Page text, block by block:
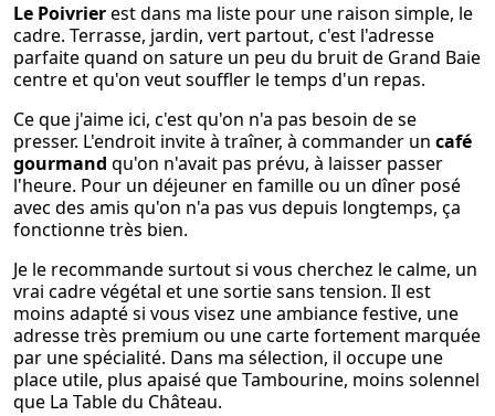
Le Poivrierest dans ma liste pour une raison simple, le
cadre. Terrasse, jardin, vert partout, c'est l'adresse
parfaite quand on sature un peu du bruit de Grand Baie
centre et qu'on veut souffler le temps d'un repas.
Ce que j'aime ici, c'est qu'on n'a pas besoin de se
presser. L'endroit invite à traîner, à commander un café
gourmand qu'on n'avait pas prévu, à laisser passer
l'heure. Pour un déjeuner en famille ou un dîner posé
avec des amis qu'on n'a pas vus depuis longtemps, ça
fonctionne très bien.
Je le recommande surtout si vous cherchez le calme, un
vrai cadre végétal et une sortie sans tension. Il est
moins adapté si vous visez une ambiance festive, une
adresse très premium ou une carte fortement marquée
par une spécialité. Dans ma sélection, il occupe une
place utile, plus apaisé que Tambourine, moins solennel
que La Table du Château.